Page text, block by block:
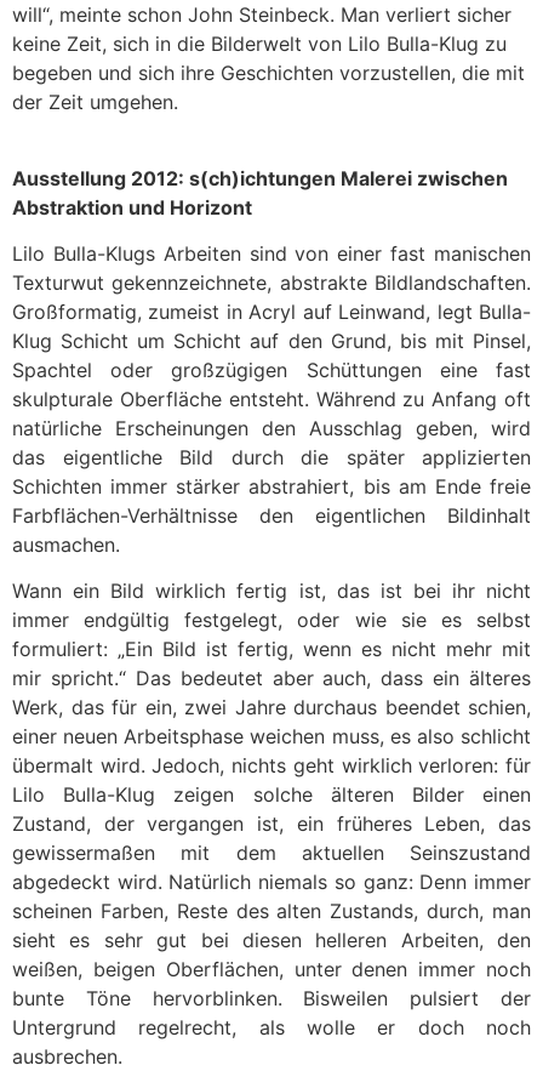
will“, meinte schon John Steinbeck. Man verliert sicher
keine Zeit, sich in die Bilderwelt von Lilo Bulla-Klug zu
begeben und sich ihre Geschichten vorzustellen, die mit
der Zeit umgehen.
Ausstellung 2012: s(ch)ichtungen Malerei zwischen
Abstraktion und Horizont
Lilo Bulla-Klugs Arbeiten sind von einer fast manischen
Texturwut gekennzeichnete, abstrakte Bildlandschaften.
Großformatig, zumeist in Acryl auf Leinwand, legt Bulla-
Klug Schicht um Schicht auf den Grund, bis mit Pinsel,
Spachtel oder großzügigen Schüttungen eine fast
skulpturale Oberfläche entsteht. Während zu Anfang oft
natürliche Erscheinungen den Ausschlag geben, wird
das eigentliche Bild durch die später applizierten
Schichten immer stärker abstrahiert, bis am Ende freie
Farbflächen-Verhältnisse den eigentlichen Bildinhalt
ausmachen.
Wann ein Bild wirklich fertig ist, das ist bei ihr nicht
immer endgültig festgelegt, oder wie sie es selbst
formuliert: „Ein Bild ist fertig, wenn es nicht mehr mit
mir spricht.“ Das bedeutet aber auch, dass ein älteres
Werk, das für ein, zwei Jahre durchaus beendet schien,
einer neuen Arbeitsphase weichen muss, es also schlicht
übermalt wird. Jedoch, nichts geht wirklich verloren: für
Lilo Bulla-Klug zeigen solche älteren Bilder einen
Zustand, der vergangen ist, ein früheres Leben, das
gewissermaßen mit dem aktuellen Seinszustand
abgedeckt wird. Natürlich niemals so ganz: Denn immer
scheinen Farben, Reste des alten Zustands, durch, man
sieht es sehr gut bei diesen helleren Arbeiten, den
weißen, beigen Oberflächen, unter denen immer noch
bunte Töne hervorblinken. Bisweilen pulsiert der
Untergrund regelrecht, als wolle er doch noch
ausbrechen.